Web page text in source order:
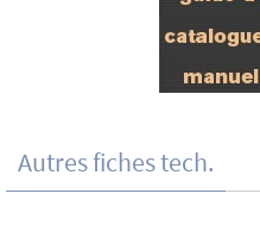
Autres fiches tech.